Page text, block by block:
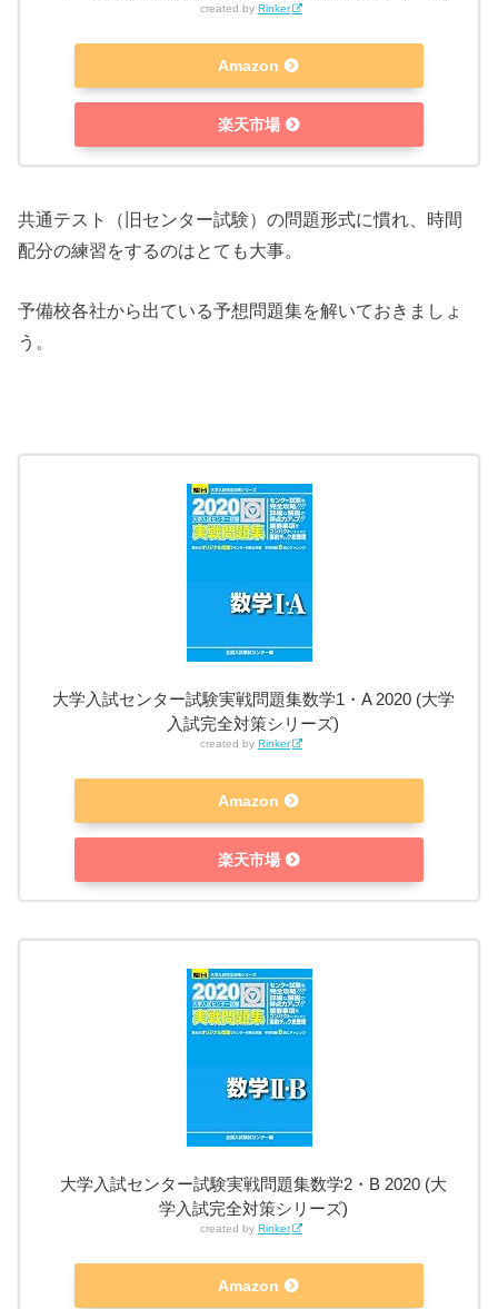
created by Rinker
Amazon
楽天市場
共通テスト（旧センター試験）の問題形式に慣れ、時間
配分の練習をするのはとても大事。
予備校各社から出ている予想問題集を解いておきましょ
う。
大学入試センター試験実戦問題集数学1・A 2020 (大学
入試完全対策シリーズ)
created by Rinker
Amazon
楽天市場
大学入試センター試験実戦問題集数学2・B 2020 (大
学入試完全対策シリーズ)
created by Rinker
Amazon